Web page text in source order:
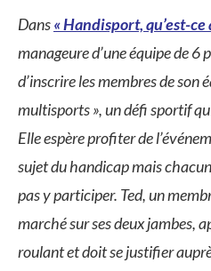
Dans« Handisport, qu’est-ce
manageure d’une équipe de 6
d’inscrire les membres de son
multisports », un défi sportif
Elle espère profiter de
sujet du handicap mais
pas y participer. Ted, un
marché sur ses deux jambes,
roulant et doit se justifier